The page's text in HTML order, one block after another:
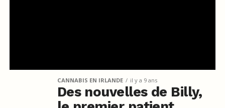
CANNABIS EN IRLANDE il y a 9 ans
Des nouvelles de Billy,